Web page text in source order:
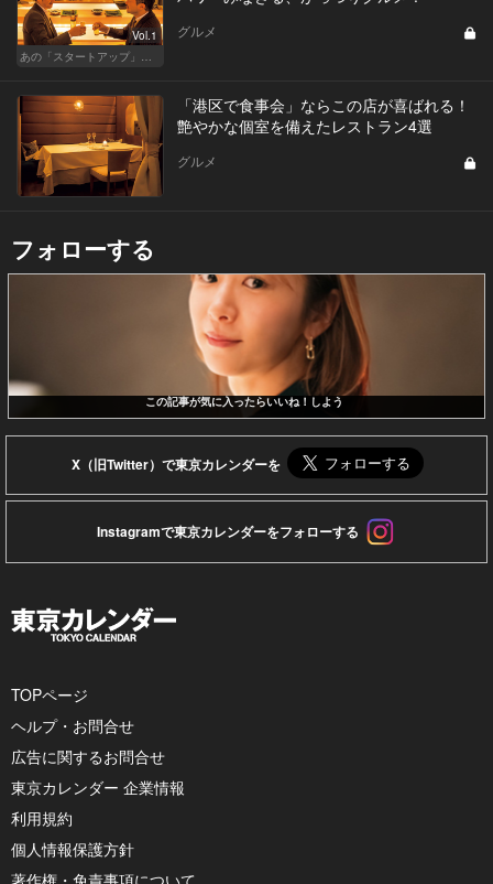
Vol.1
あの「スタートアップ」経営者のここぞのチカラ飯 Vol.1
グルメ
「港区で食事会」ならこの店が喜ばれる！
艶やかな個室を備えたレストラン4選
グルメ
フォローする
この記事が気に入ったらいいね！しよう
X（旧Twitter）で東京カレンダーを
Instagramで東京カレンダーをフォローする
TOPページ
ヘルプ・お問合せ
広告に関するお問合せ
東京カレンダー 企業情報
利用規約
個人情報保護方針
著作権・免責事項について